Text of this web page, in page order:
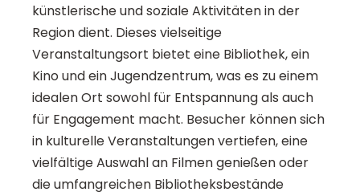
künstlerische und soziale Aktivitäten in der
Region dient. Dieses vielseitige
Veranstaltungsort bietet eine Bibliothek, ein
Kino und ein Jugendzentrum, was es zu einem
idealen Ort sowohl für Entspannung als auch
für Engagement macht. Besucher können sich
in kulturelle Veranstaltungen vertiefen, eine
vielfältige Auswahl an Filmen genießen oder
die umfangreichen Bibliotheksbestände